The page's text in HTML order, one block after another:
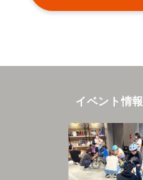
イベント情報